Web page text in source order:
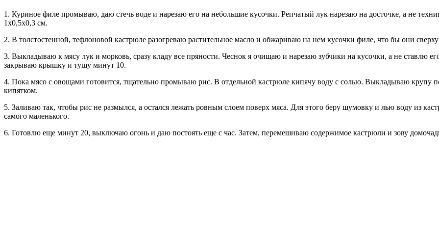
1. Куриное филе промываю, даю стечь воде и нарезаю его на небольшие кусочки. Репчатый лук нарезаю на досточке, а не
1х0,5х0,3 см.
2. В толстостенной, тефлоновой кастрюле разогреваю растительное масло и обжариваю на нем кусочки филе, что бы они
3. Выкладываю к мясу лук и морковь, сразу кладу все пряности. Чеснок я очищаю и нарезаю зубчики на кусочки, а не ставлю
закрываю крышку и тушу минут 10.
4. Пока мясо с овощами готовится, тщательно промываю рис. В отдельной кастрюле кипячу воду с солью. Выкладываю крупу
кипятком.
5. Заливаю так, чтобы рис не размылся, а остался лежать ровным слоем поверх мяса. Для этого беру шумовку и лью воду из
самого маленького.
6. Готовлю еще минут 20, выключаю огонь и даю постоять еще с час. Затем, перемешиваю содержимое кастрюли и зову